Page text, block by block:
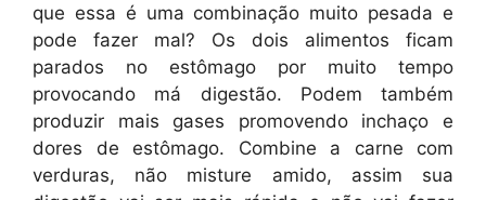
que essa é uma combinação muito pesada e
pode fazer mal? Os dois alimentos ficam
parados no estômago por muito tempo
provocando má digestão. Podem também
produzir mais gases promovendo inchaço e
dores de estômago. Combine a carne com
verduras, não misture amido, assim sua